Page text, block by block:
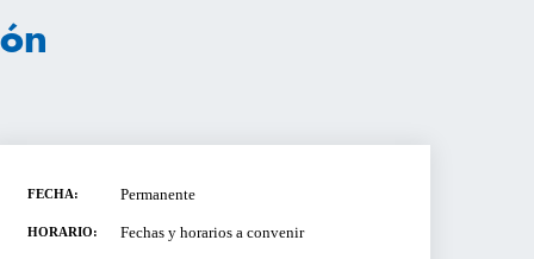
FECHA: Permanente
HORARIO: Fechas y horarios a convenir